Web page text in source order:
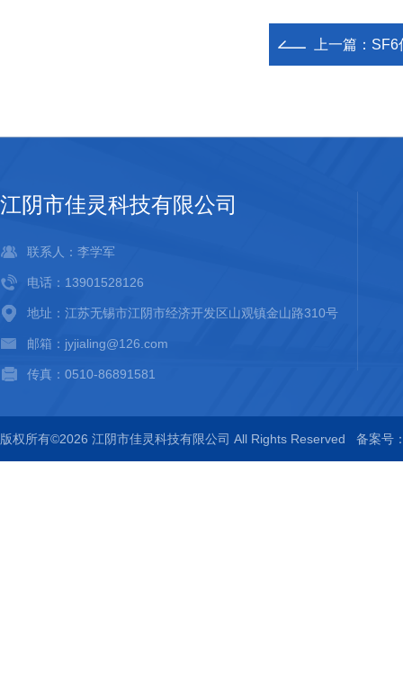
上一篇： SF6
江阴市佳灵科技有限公司
联系人：李学军
电话：13901528126
地址：江苏无锡市江阴市经济开发区山观镇金山路310号
邮箱：jyjialing@126.com
传真：0510-86891581
版权所有©2026 江阴市佳灵科技有限公司 All Rights Reserved 备案号